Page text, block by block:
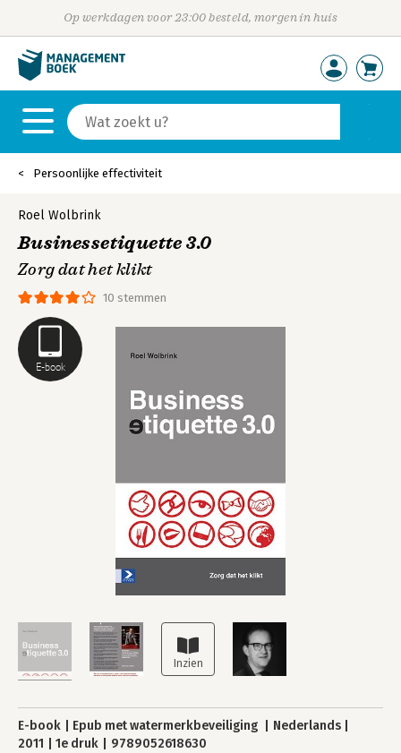
Op werkdagen voor 23:00 besteld, morgen in huis
Persoonlijke effectiviteit
E-book
10 stemmen
Roel Wolbrink
Businessetiquette 3.0
Zorg dat het klikt
E-book Epub met watermerkbeveiliging
Nederlands
2011
1e druk 9789052618630